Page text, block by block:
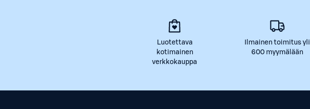
Luotettava
kotimainen
verkkokauppa
Ilmainen toimitus yli
600 myymälään